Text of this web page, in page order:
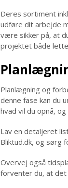
Deres sortiment
udføre dit arbejde
være sikker på, at
projektet både
Planlægning og
denne fase kan du
hvad vil du opnå,
Lav en detaljeret
Bliktud.dk, og sørg
Overvej også
forventer du, at det